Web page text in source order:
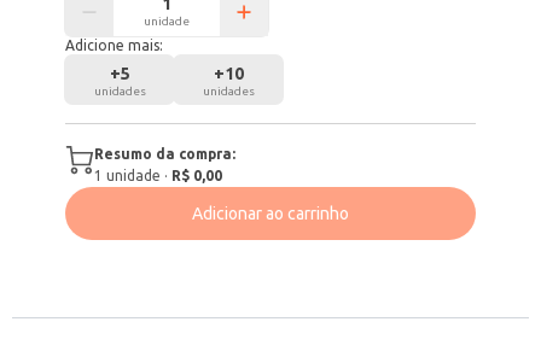
unidade
Adicione mais:
+5
unidades
+10
unidades
Resumo da compra:
1 unidade · R$ 0,00
Adicionar ao carrinho